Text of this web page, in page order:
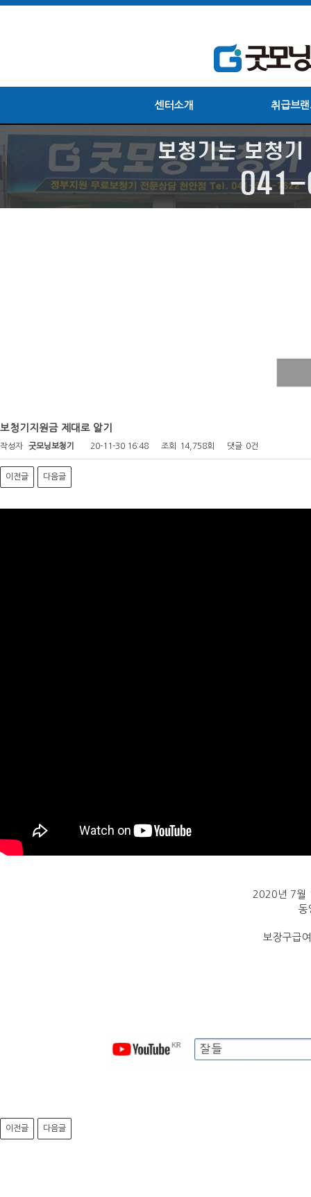
센터소개 취급브
보청기지원금 제대로 알기
작성자 굿모닝보청기 20-11-30 16:48 조회 14,758회 댓글 0건
이전글 다음글
2020년 7월
동
보장구급
이전글 다음글